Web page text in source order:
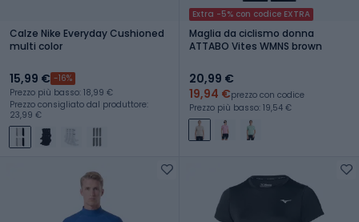
Calze Nike Everyday Cushioned
multi color
15,99 € -16%
Prezzo più basso: 18,99 €
Prezzo consigliato dal produttore:
23,99 €
Extra -5% con codice EXTRA
Maglia da ciclismo donna
ATTABO Vites WMNS brown
20,99 €
19,94 €prezzo con codice
Prezzo più basso: 19,54 €